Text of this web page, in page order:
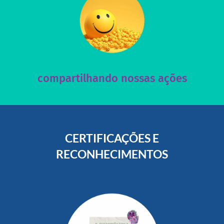
compartilhando nossas ações
Acesse nossas redes sociais e nos ajude compartilhando
nossos posts e nosso site!
acesse nosso instagram
CERTIFICAÇÕES E
RECONHECIMENTOS